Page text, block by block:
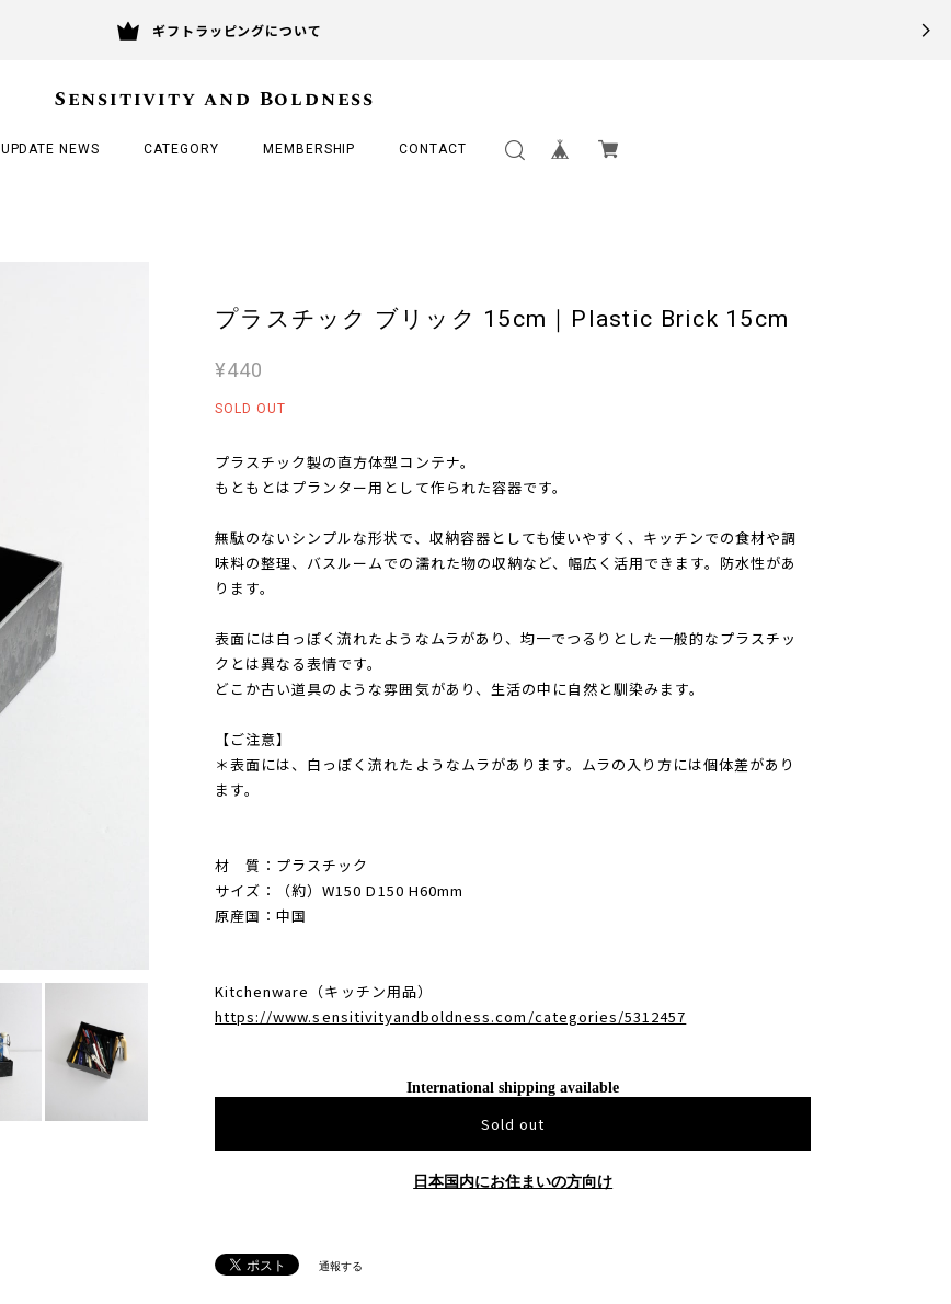
ギフトラッピングについて
Sensitivity and Boldness
UPDATE NEWS CATEGORY MEMBERSHIP CONTACT
プラスチック ブリック 15cm｜Plastic Brick 15cm
¥440
SOLD OUT
プラスチック製の直方体型コンテナ。
もともとはプランター用として作られた容器です。
無駄のないシンプルな形状で、収納容器としても使いやすく、キッチンでの食材や調
味料の整理、バスルームでの濡れた物の収納など、幅広く活用できます。防水性があ
ります。
表面には白っぽく流れたようなムラがあり、均一でつるりとした一般的なプラスチッ
クとは異なる表情です。
どこか古い道具のような雰囲気があり、生活の中に自然と馴染みます。
【ご注意】
＊表面には、白っぽく流れたようなムラがあります。ムラの入り方には個体差があり
ます。
材 質：プラスチック
サイズ：（約）W150 D150 H60mm
原産国：中国
Kitchenware（キッチン用品）
https://www.sensitivityandboldness.com/categories/5312457
International shipping available
Sold out
日本国内にお住まいの方向け
通報する